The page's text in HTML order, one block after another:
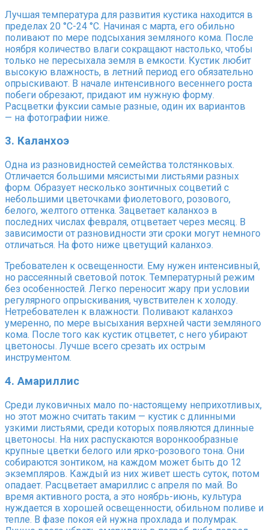
Лучшая температура для развития кустика находится в
пределах 20 °С-24 °С. Начиная с марта, его обильно
поливают по мере подсыхания земляного кома. После
ноября количество влаги сокращают настолько, чтобы
только не пересыхала земля в емкости. Кустик любит
высокую влажность, в летний период его обязательно
опрыскивают. В начале интенсивного весеннего роста
побеги обрезают, придают им нужную форму.
Расцветки фуксии самые разные, один их вариантов
— на фотографии ниже.
3. Каланхоэ
Одна из разновидностей семейства толстянковых.
Отличается большими мясистыми листьями разных
форм. Образует несколько зонтичных соцветий с
небольшими цветочками фиолетового, розового,
белого, желтого оттенка. Зацветает каланхоэ в
последних числах февраля, отцветает через месяц. В
зависимости от разновидности эти сроки могут немного
отличаться. На фото ниже цветущий каланхоэ.
Требователен к освещенности. Ему нужен интенсивный,
но рассеянный световой поток. Температурный режим
без особенностей. Легко переносит жару при условии
регулярного опрыскивания, чувствителен к холоду.
Нетребователен к влажности. Поливают каланхоэ
умеренно, по мере высыхания верхней части земляного
кома. После того как кустик отцветет, с него убирают
цветоносы. Лучше всего срезать их острым
инструментом.
4. Амариллис
Среди луковичных мало по-настоящему неприхотливых,
но этот можно считать таким — кустик с длинными
узкими листьями, среди которых появляются длинные
цветоносы. На них распускаются воронкообразные
крупные цветки белого или ярко-розового тона. Они
собираются зонтиком, на каждом может быть до 12
экземпляров. Каждый из них живет шесть суток, потом
опадает. Расцветает амариллис с апреля по май. Во
время активного роста, а это ноябрь-июнь, культура
нуждается в хорошей освещенности, обильном поливе и
тепле. В фазе покоя ей нужна прохлада и полумрак.